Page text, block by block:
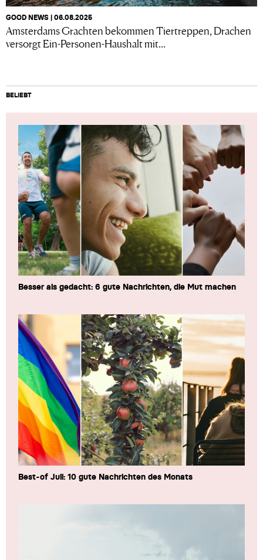
GOOD NEWS | 06.08.2025
Amsterdams Grachten bekommen Tiertreppen, Drachen
versorgt Ein-Personen-Haushalt mit...
BELIEBT
Besser als gedacht: 6 gute Nachrichten, die Mut machen
Best-of Juli: 10 gute Nachrichten des Monats